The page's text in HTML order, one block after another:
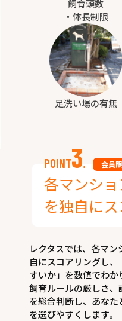
飼育頭数
・体長制限
足洗い場の有無
会員
POINT3.
各マンシ
を独自に
レクタスでは、各マ
自にスコアリングし
すいか」を数値でわか
飼育ルールの厳しさ
を総合判断し、あな
を選びやすくします。